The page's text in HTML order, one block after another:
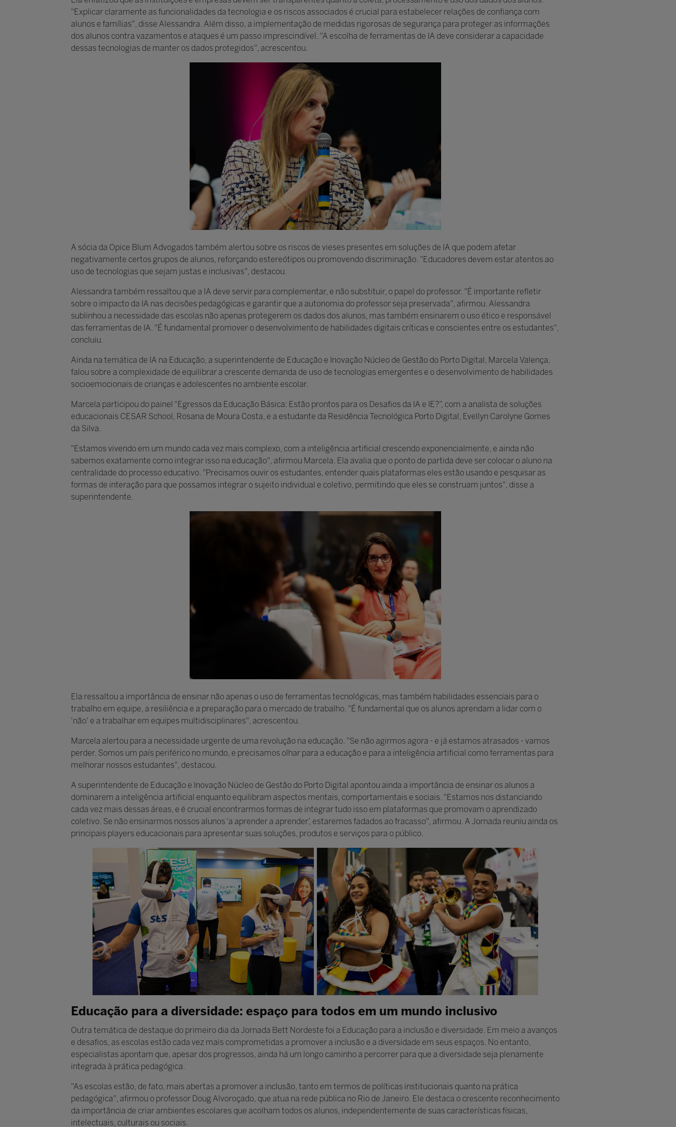
"Explicar claramente as funcionalidades da tecnologia e os riscos associados é crucial para estabelecer relações de confiança com
alunos e famílias", disse Alessandra. Além disso, a implementação de medidas rigorosas de segurança para proteger as informações
dos alunos contra vazamentos e ataques é um passo imprescindível. "A escolha de ferramentas de IA deve considerar a capacidade
dessas tecnologias de manter os dados protegidos", acrescentou.
A sócia da Opice Blum Advogados também alertou sobre os riscos de vieses presentes em soluções de IA que podem afetar
negativamente certos grupos de alunos, reforçando estereótipos ou promovendo discriminação. "Educadores devem estar atentos ao
uso de tecnologias que sejam justas e inclusivas", destacou.
Alessandra também ressaltou que a IA deve servir para complementar, e não substituir, o papel do professor. "É importante refletir
sobre o impacto da IA nas decisões pedagógicas e garantir que a autonomia do professor seja preservada", afirmou. Alessandra
sublinhou a necessidade das escolas não apenas protegerem os dados dos alunos, mas também ensinarem o uso ético e responsável
das ferramentas de IA. "É fundamental promover o desenvolvimento de habilidades digitais críticas e conscientes entre os estudantes",
concluiu.
Ainda na temática de IA na Educação, a superintendente de Educação e Inovação Núcleo de Gestão do Porto Digital, Marcela Valença,
falou sobre a complexidade de equilibrar a crescente demanda de uso de tecnologias emergentes e o desenvolvimento de habilidades
socioemocionais de crianças e adolescentes no ambiente escolar.
Marcela participou do painel “Egressos da Educação Básica: Estão prontos para os Desafios da IA e IE?”, com a analista de soluções
educacionais CESAR School, Rosana de Moura Costa, e a estudante da Residência Tecnológica Porto Digital, Evellyn Carolyne Gomes
da Silva.
"Estamos vivendo em um mundo cada vez mais complexo, com a inteligência artificial crescendo exponencialmente, e ainda não
sabemos exatamente como integrar isso na educação", afirmou Marcela. Ela avalia que o ponto de partida deve ser colocar o aluno na
centralidade do processo educativo. "Precisamos ouvir os estudantes, entender quais plataformas eles estão usando e pesquisar as
formas de interação para que possamos integrar o sujeito individual e coletivo, permitindo que eles se construam juntos", disse a
superintendente.
Ela ressaltou a importância de ensinar não apenas o uso de ferramentas tecnológicas, mas também habilidades essenciais para o
trabalho em equipe, a resiliência e a preparação para o mercado de trabalho. "É fundamental que os alunos aprendam a lidar com o
'não' e a trabalhar em equipes multidisciplinares", acrescentou.
Marcela alertou para a necessidade urgente de uma revolução na educação. "Se não agirmos agora - e já estamos atrasados - vamos
perder. Somos um país periférico no mundo, e precisamos olhar para a educação e para a inteligência artificial como ferramentas para
melhorar nossos estudantes", destacou.
A superintendente de Educação e Inovação Núcleo de Gestão do Porto Digital apontou ainda a importância de ensinar os alunos a
dominarem a inteligência artificial enquanto equilibram aspectos mentais, comportamentais e sociais. "Estamos nos distanciando
cada vez mais dessas áreas, e é crucial encontrarmos formas de integrar tudo isso em plataformas que promovam o aprendizado
coletivo. Se não ensinarmos nossos alunos ‘a aprender a aprender’, estaremos fadados ao fracasso", afirmou. A Jornada reuniu ainda os
principais players educacionais para apresentar suas soluções, produtos e serviços para o público.
Educação para a diversidade: espaço para todos em um mundo inclusivo
Outra temática de destaque do primeiro dia da Jornada Bett Nordeste foi a Educação para a inclusão e diversidade. Em meio a avanços
e desafios, as escolas estão cada vez mais comprometidas a promover a inclusão e a diversidade em seus espaços. No entanto,
especialistas apontam que, apesar dos progressos, ainda há um longo caminho a percorrer para que a diversidade seja plenamente
integrada à prática pedagógica.
"As escolas estão, de fato, mais abertas a promover a inclusão, tanto em termos de políticas institucionais quanto na prática
pedagógica", afirmou o professor Doug Alvoroçado, que atua na rede pública no Rio de Janeiro. Ele destaca o crescente reconhecimento
da importância de criar ambientes escolares que acolham todos os alunos, independentemente de suas características físicas,
intelectuais, culturais ou sociais.